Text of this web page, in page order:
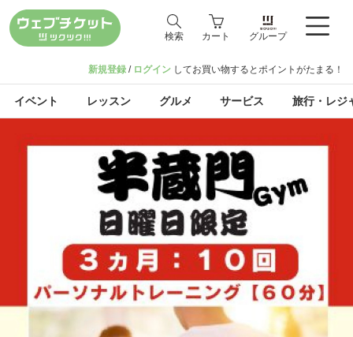
検索 カート グループ
新規登録 / ログイン してお買い物するとポイントがたまる！
イベント レッスン グルメ サービス 旅行・レジ